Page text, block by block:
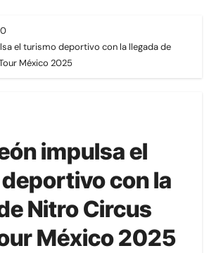
el turismo deportivo con la llegada de
México 2025
impulsa el
con la
Nitro Circus
México 2025